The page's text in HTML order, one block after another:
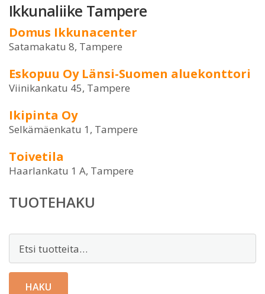
Ikkunaliike Tampere
Domus Ikkunacenter
Satamakatu 8, Tampere
Eskopuu Oy Länsi-Suomen aluekonttori
Viinikankatu 45, Tampere
Ikipinta Oy
Selkämäenkatu 1, Tampere
Toivetila
Haarlankatu 1 A, Tampere
TUOTEHAKU
HAKU